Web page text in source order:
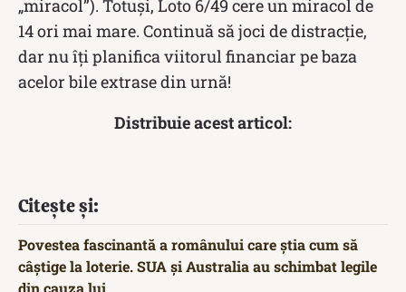
„miracol”). Totuși, Loto 6/49 cere un miracol de
14 ori mai mare. Continuă să joci de distracție,
dar nu îți planifica viitorul financiar pe baza
acelor bile extrase din urnă!
Distribuie acest articol:
Citește și:
Povestea fascinantă a românului care știa cum să
câștige la loterie. SUA și Australia au schimbat legile